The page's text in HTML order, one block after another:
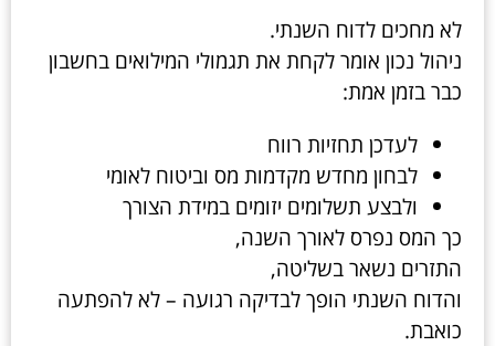
לא מחכים לדוח השנתי.
ניהול נכון אומר לקחת את תגמולי המילואים בחשבון
כבר בזמן אמת:
לעדכן תחזיות רווח
לבחון מחדש מקדמות מס וביטוח לאומי
ולבצע תשלומים יזומים במידת הצורך
כך המס נפרס לאורך השנה,
התזרים נשאר בשליטה,
והדוח השנתי הופך לבדיקה רגועה – לא להפתעה
כואבת.